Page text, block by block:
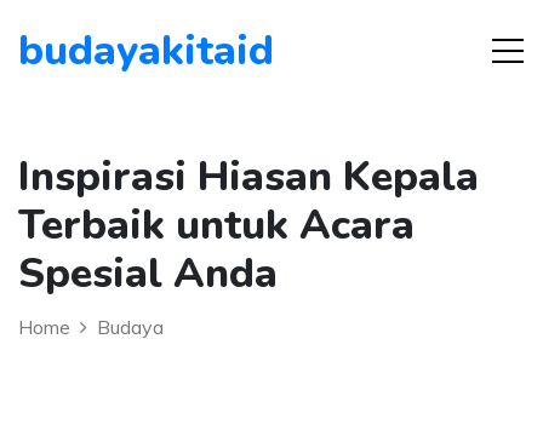
budayakitaid
Inspirasi Hiasan Kepala
Terbaik untuk Acara
Spesial Anda
Home Budaya